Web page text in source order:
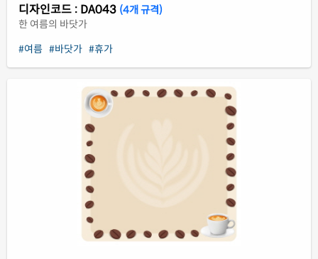
디자인코드 : DA043 (4개 규격)
한 여름의 바닷가
#여름 #바닷가 #휴가